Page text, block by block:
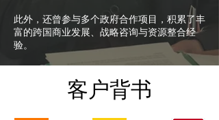
此外，还曾参与多个政府合作项目，积累了丰
富的跨国商业发展、战略咨询与资源整合经
验。
客户背书